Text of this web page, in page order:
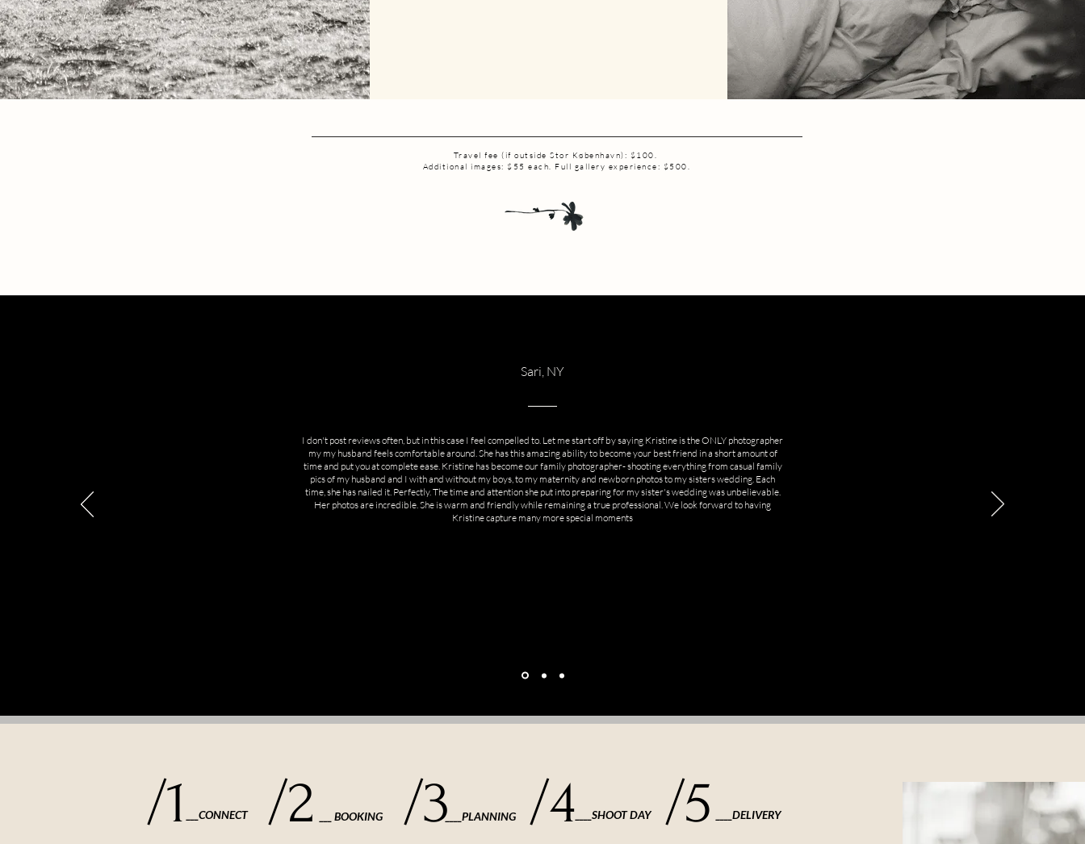
Travel fee (if outside Stor København): $100.
Additional images: $55 each. Full gallery experience: $500.
Sari, NY
I don't post reviews often, but in this case I feel compelled to. Let me start off by saying Kristine is the ONLY photographer
my my husband feels comfortable around. She has this amazing ability to become your best friend in a short amount of
time and put you at complete ease. Kristine has become our family photographer- shooting everything from casual family
pics of my husband and I with and without my boys, to my maternity and newborn photos to my sisters wedding. Each
time, she has nailed it. Perfectly. The time and attention she put into preparing for my sister's wedding was unbelievable.
Her photos are incredible. She is warm and friendly while remaining a true professional. We look forward to having
Kristine capture many more special moments
/1 ___CONNECT /2 ___ BOOKING /3____PLANNING /4 /5
____SHOOT DAY ____DELIVERY